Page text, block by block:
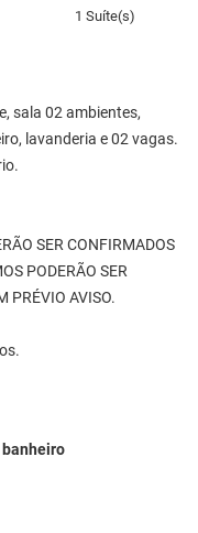
1 Suíte(s)
sala 02 ambientes,
lavanderia e 02 vagas.
SER CONFIRMADOS
PODERÃO SER
PRÉVIO AVISO.
banheiro